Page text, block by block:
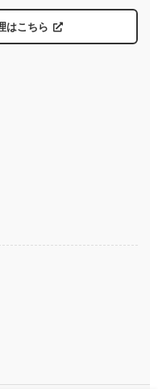
はこちら